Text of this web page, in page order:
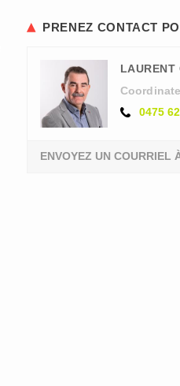
PRENEZ CONTACT
LAURENT
0475
ENVOYEZ UN COURRIEL